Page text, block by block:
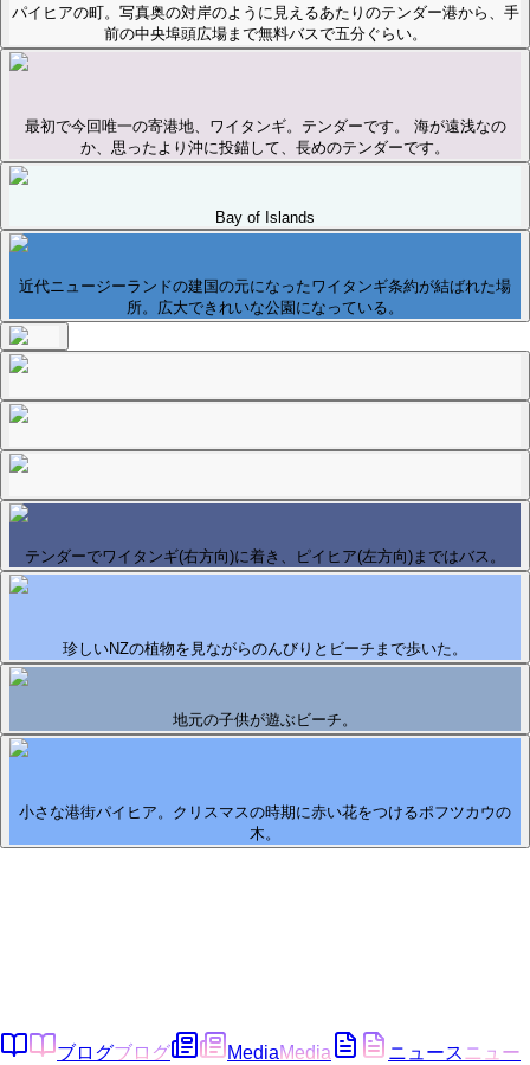
パイヒアの町。写真奥の対岸のように見えるあたりのテンダー港から、手
前の中央埠頭広場まで無料バスで五分ぐらい。
最初で今回唯一の寄港地、ワイタンギ。テンダーです。 海が遠浅なの
か、思ったより沖に投錨して、長めのテンダーです。
Bay of Islands
近代ニュージーランドの建国の元になったワイタンギ条約が結ばれた場
所。広大できれいな公園になっている。
テンダーでワイタンギ(右方向)に着き、ピイヒア(左方向)まではバス。
珍しいNZの植物を見ながらのんびりとビーチまで歩いた。
地元の子供が遊ぶビーチ。
小さな港街パイヒア。クリスマスの時期に赤い花をつけるポフツカウの
木。
ブログブログ MediaMedia ニュース ニュー